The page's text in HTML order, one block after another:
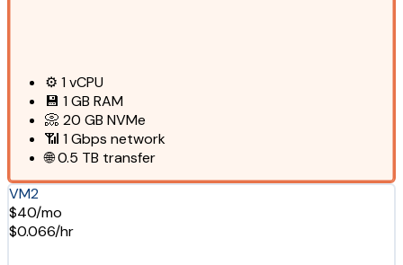
⚙️ 1vCPU
💾 1 GB RAM
📀 20 GB NVMe
📶 1 Gbps network
🌐0.5 TB transfer
VM2
$40/mo
$0.066/hr